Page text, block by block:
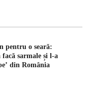
pentru o seară:
facă sarmale și l-a
din România